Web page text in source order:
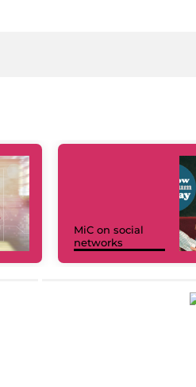
MiC on social
networks